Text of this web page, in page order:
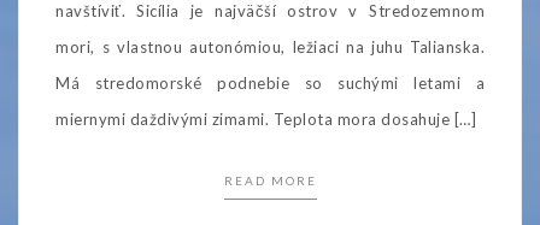
navštíviť. Sicília je najväčší ostrov v Stredozemnom
mori, s vlastnou autonómiou, ležiaci na juhu Talianska.
Má stredomorské podnebie so suchými letami a
miernymi daždivými zimami. Teplota mora dosahuje […]
READ MORE